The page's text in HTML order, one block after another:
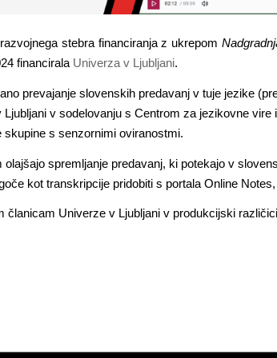
stebra financiranja z ukrepom
financirala Univerza v Ljubljani.
prevajanje slovenskih predavanj v tuje jezike
v sodelovanju s Centrom za jezikovne vire
skupine s senzornimi oviranostmi.
spremljanje predavanj, ki potekajo v
kot transkripcije pridobiti s portala Online
Univerze v Ljubljani v produkcijski